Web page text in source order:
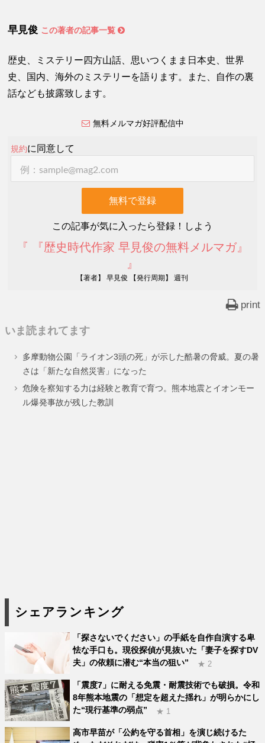
早見俊 この著者の記事一覧
歴史、ミステリー四方山話、思いつくまま日本史、世界
史、国内、海外のミステリーを語ります。また、自作の裏
話なども披露致します。
無料メルマガ好評配信中
規約に同意して
この記事が気に入ったら登録！しよう
『 『歴史時代作家 早見俊の無料メルマガ』
』
【著者】 早見俊 【発行周期】 週刊
print
いま読まれてます
多摩動物公園「ライオン3頭の死」が示した酷暑の脅威。夏の暑
さは「新たな自然災害」になった
危険を察知する力は経験と教育で育つ。熊本地震とイオンモー
ル爆発事故が残した教訓
シェアランキング
「探さないでください」の手紙を自作自演する卑
怯な手口も。現役探偵が見抜いた「妻子を探すDV
夫」の依頼に潜む“本当の狙い”
★ 2
「震度7」に耐える免震・耐震技術でも破損。令和
8年熊本地震の「想定を超えた揺れ」が明らかにし
た“現行基準の弱点”
★ 1
高市早苗が「公約を守る首相」を演じ続けるた